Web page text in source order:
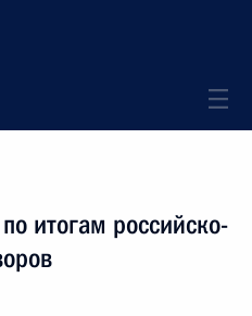
итогам российско-